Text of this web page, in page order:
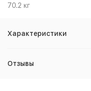
70.2 кг
Характеристики
Отзывы